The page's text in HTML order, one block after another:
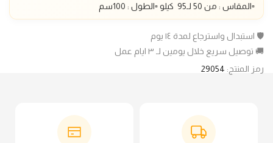
▫️المقاس : من 50 لـ95 كيلو ▫️الطول : 100سم
🛡️ استبدال واسترجاع لمدة ١٤ يوم
🚚 توصيل سريع خلال يومين لـ ٣ ايام عمل
رمز المنتج: 29054